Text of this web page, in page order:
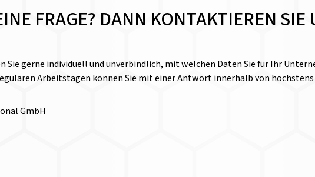
FRAGE? DANN KONTAKTIEREN SIE
Sie gerne individuell und unverbindlich, mit welchen Daten Sie für Ihr
Arbeitstagen können Sie mit einer Antwort innerhalb von höchstens
GmbH